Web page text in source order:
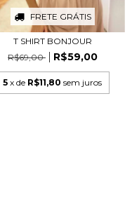
FRETE GRÁTIS
T SHIRT BONJOUR
R$69,00
R$59,00
5 x de R$11,80 sem juros